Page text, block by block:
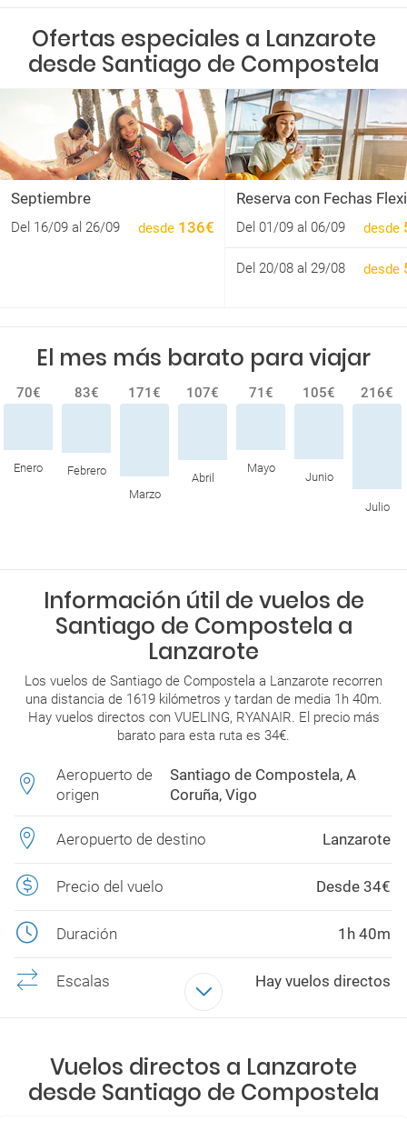
Ofertas especiales a Lanzarote
desde Santiago de Compostela
Septiembre
Del 16/09 al 26/09 desde 136€
Reserva con Fechas
Del 01/09 al 06/09 desde
Del 20/08 al 29/08 desde
El mes más barato para viajar
70€
Enero
83€
Febrero
171€
Marzo
107€
Abril
71€
Mayo
105€
Junio
216€
Julio
Información útil de vuelos de
Santiago de Compostela a
Lanzarote
Los vuelos de Santiago de Compostela a Lanzarote recorren
una distancia de 1619 kilómetros y tardan de media 1h 40m.
Hay vuelos directos con VUELING, RYANAIR. El precio más
barato para esta ruta es 34€.
Aeropuerto de
origen
Santiago de Compostela, A
Coruña, Vigo
Aeropuerto de destino Lanzarote
Precio del vuelo Desde 34€
Duración 1h 40m
Escalas Hay vuelos directos
Vuelos directos a Lanzarote
desde Santiago de Compostela